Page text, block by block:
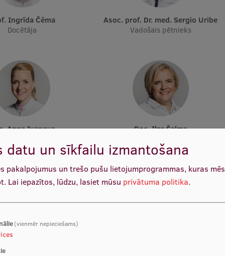
Ingrīda Čēma
Docētāja
Asoc. prof. Dr. med. Sergio Uribe
Vadošais pētnieks
Anna Ivanova
Doc. Ilze Šalma
Darja Ķīse
datu un sīkfailu izmantošana
pakalpojumus un trešo pušu lietojumprogrammas, kuras mēs
Lai iepazītos, lūdzu, lasiet mūsu privātuma politika.
(vienmēr nepieciešams)